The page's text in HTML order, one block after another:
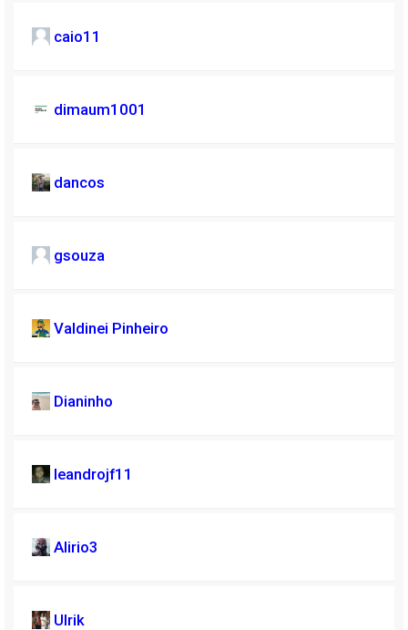
caio11
dimaum1001
dancos
gsouza
Valdinei Pinheiro
Dianinho
leandrojf11
Alirio3
Ulrik